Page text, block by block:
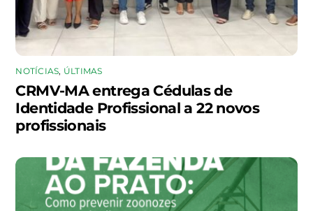
NOTÍCIAS, ÚLTIMAS
CRMV-MA entrega Cédulas de
Identidade Profissional a 22 novos
profissionais